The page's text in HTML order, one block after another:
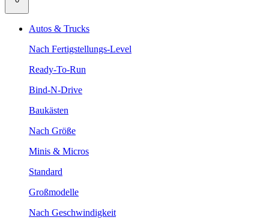
Autos & Trucks
Nach Fertigstellungs-Level
Ready-To-Run
Bind-N-Drive
Baukästen
Nach Größe
Minis & Micros
Standard
Großmodelle
Nach Geschwindigkeit